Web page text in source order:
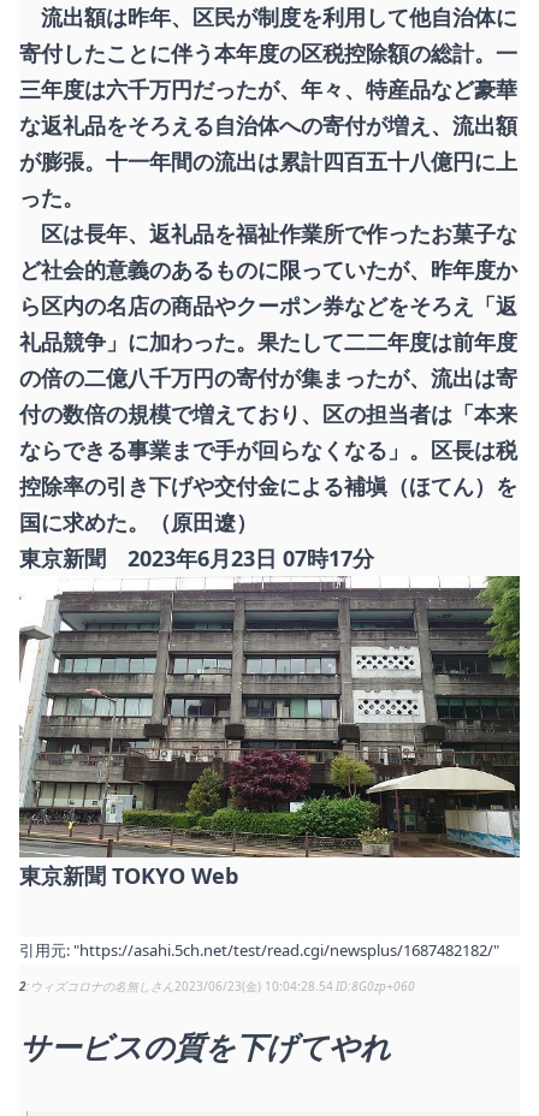
流出額は昨年、区民が制度を利用して他自治体に
寄付したことに伴う本年度の区税控除額の総計。一
三年度は六千万円だったが、年々、特産品など豪華
な返礼品をそろえる自治体への寄付が増え、流出額
が膨張。十一年間の流出は累計四百五十八億円に上
った。
区は長年、返礼品を福祉作業所で作ったお菓子な
ど社会的意義のあるものに限っていたが、昨年度か
ら区内の名店の商品やクーポン券などをそろえ「返
礼品競争」に加わった。果たして二二年度は前年度
の倍の二億八千万円の寄付が集まったが、流出は寄
付の数倍の規模で増えており、区の担当者は「本来
ならできる事業まで手が回らなくなる」。区長は税
控除率の引き下げや交付金による補塡（ほてん）を
国に求めた。（原田遼）
東京新聞 2023年6月23日 07時17分
東京新聞 TOKYO Web
引用元: "https://asahi.5ch.net/test/read.cgi/newsplus/1687482182/"
2 ウィズコロナの名無しさん 2023/06/23(金) 10:04:28.54 8G0zp+060
サービスの質を下げてやれ